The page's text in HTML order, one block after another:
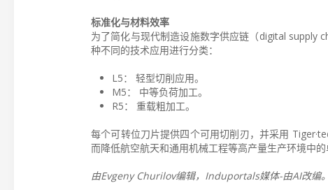
标准化与材料效率
为了简化与现代制造设施数字供应链（digital supply
种不同的技术应用进行分类：
L5： 轻型切削应用。
M5： 中等负荷加工。
R5： 重载粗加工。
每个可转位刀片提供四个可用切削刃，并采用
而降低航空航天和通用机械工程等高产量生产环境中的
由Evgeny Churilov编辑，Induportals媒体-由AI改编。